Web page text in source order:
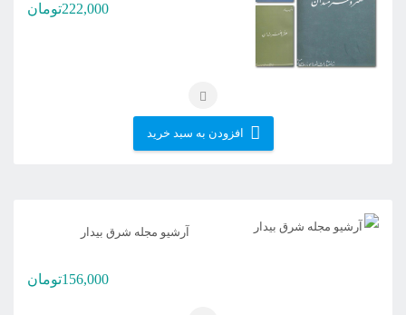
222,000تومان
افزودن به سبد خرید
آرشیو مجله شرق بیدار
156,000تومان